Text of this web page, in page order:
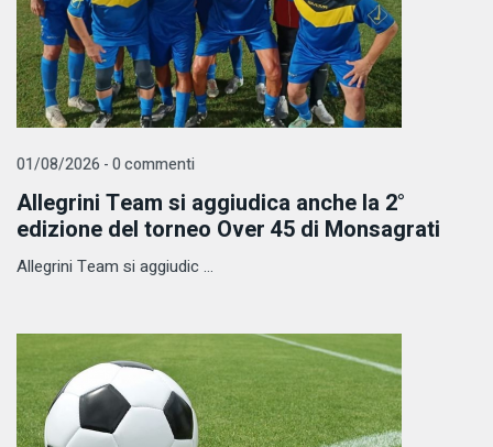
01/08/2026 - 0 commenti
Allegrini Team si aggiudica anche la 2°
edizione del torneo Over 45 di Monsagrati
Allegrini Team si aggiudic ...